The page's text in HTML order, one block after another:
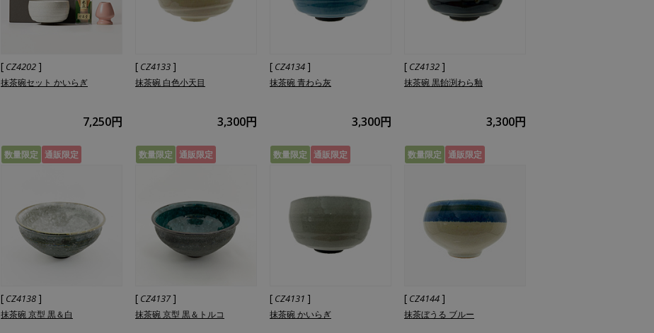
[ CZ4202 ]
抹茶碗セット かいらぎ
7,250円
[ CZ4133 ]
抹茶碗 白色小天目
3,300円
[ CZ4134 ]
抹茶碗 青わら灰
3,300円
[ CZ4132 ]
抹茶碗 黒飴渕わら釉
3,300円
数量限定 通販限定
[ CZ4138 ]
抹茶碗 京型 黒＆白
数量限定 通販限定
[ CZ4137 ]
抹茶碗 京型 黒＆トルコ
数量限定 通販限定
[ CZ4131 ]
抹茶碗 かいらぎ
数量限定 通販限定
[ CZ4144 ]
抹茶ぼうる ブルー